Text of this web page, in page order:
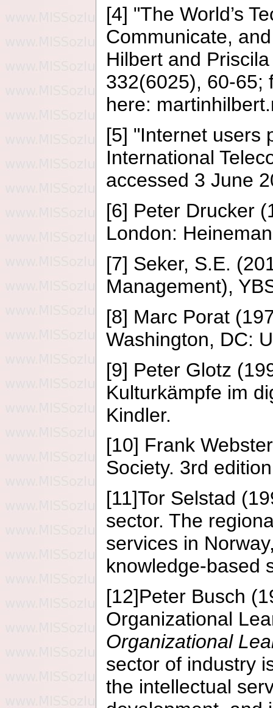
[4] "The World’s
Communicate,
Hilbert and
332(6025), 60-65;
here:
[5] "Internet users
International
accessed 3 June
[6] Peter Drucker
London:
[7] Seker, S.E.
Management),
[8] Marc Porat
Washington, DC:
[9] Peter Glotz
Kulturkämpfe im
Kindler.
[10] Frank
Society. 3rd
[11]Tor Selstad
sector. The
services in
knowledge-based
[12]Peter Busch
Organizational
Organizational
sector of industry
the intellectual